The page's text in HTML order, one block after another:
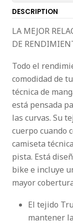
DESCRIPTION
LA MEJOR
DE
Todo el
comodidad de
técnica de
está pensada
las curvas. Su
cuerpo cuando
camiseta
pista. Está
bike e incluye
mayor
El tejido
mantener